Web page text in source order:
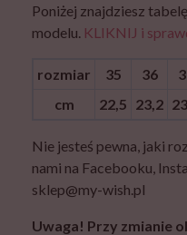
Poniżej znajdziesz
modelu. KLIKNIJ i
rozmiar 35 36
cm
22,5 23,2
Nie jesteś pewna, jaki
nami na Facebooku,
sklep@my-wish.pl
Uwaga! Przy zmianie